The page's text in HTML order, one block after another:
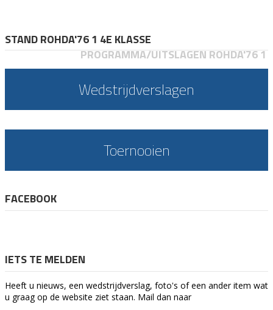
STAND ROHDA'76 1 4E KLASSE
PROGRAMMA/UITSLAGEN ROHDA'76 1
Wedstrijdverslagen
Toernooien
FACEBOOK
IETS TE MELDEN
Heeft u nieuws, een wedstrijdverslag, foto's of een ander item wat
u graag op de website ziet staan. Mail dan naar